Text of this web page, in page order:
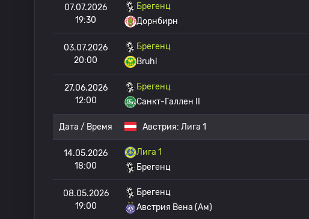
07.07.2026
19:30
Брегенц
Дорнбирн
03.07.2026
20:00
Брегенц
Bruhl
27.06.2026
12:00
Брегенц
Санкт-Галлен II
Дата / Время Австрия: Лига 1
14.05.2026
18:00
Лига 1
Брегенц
08.05.2026
19:00
Брегенц
Австрия Вена (Ам)